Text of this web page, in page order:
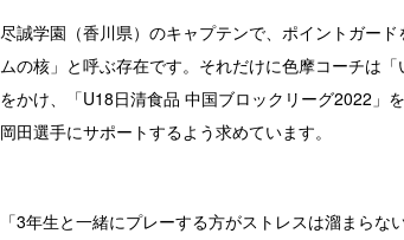
尽誠学園（香川県）のキャプテンで、ポイントガー
ムの核」と呼ぶ存在です。それだけに色摩コーチは
をかけ、「U18日清食品 中国ブロックリーグ2022」
岡田選手にサポートするよう求めています。
「3年生と一緒にプレーする方がストレスは溜まら